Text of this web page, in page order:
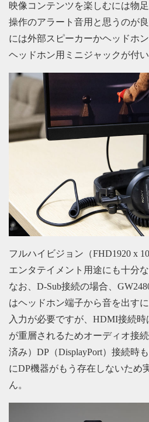
映像コンテンツを楽しむには物
操作のアラート音用と思うのが
には外部スピーカーかヘッドホン
ヘッドホン用ミニジャックが付
フルハイビジョン（FHD1920 x
エンタテイメント用途にも十分な
なお、D-Sub接続の場合、
はヘッドホン端子から音を出す
入力が必要ですが、HDMI接続
が重層されるためオーディオ接
済み）DP（DisplayPort）接続時
にDP機器がもう存在しないため
ん。